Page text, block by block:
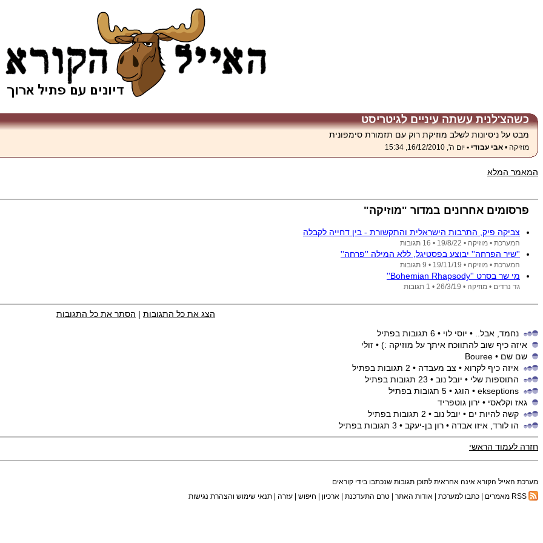
כשהצ'לנית עשתה עיניים לגיטריסט
מבט על ניסיונות לשלב מוזיקת רוק עם תזמורת סימפונית
מוזיקה • אבי עבודי • יום ה', 16/12/2010, 15:34
המאמר המלא
פרסומים אחרונים במדור "מוזיקה"
צביקה פיק, התרבות הישראלית והתקשורת - בין דחייה לקבלה
המערכת • מוזיקה • 19/8/22 • 16 תגובות
''שיר הפרחה'' יבוצע בפסטיגל, ללא המילה ''פרחה''
המערכת • מוזיקה • 19/11/19 • 9 תגובות
מי שר בסרט ''Bohemian Rhapsody''
גד נרדים • מוזיקה • 26/3/19 • 1 תגובות
הצג את כל התגובות | הסתר את כל התגובות
נחמד, אבל..
• יוסי לוי • 6 תגובות בפתיל
איזה כיף שוב להתווכח איתך על מוזיקה :) • זולי
שם שם • Bouree
איזה כיף לקרוא • צב מעבדה • 2 תגובות בפתיל
התוספות שלי • יובל נוב • 23 תגובות בפתיל
ekseptions • הוגג • 5 תגובות בפתיל
גאז וקלאסי • ירון גוטפריד
קשה להיות ים • יובל נוב • 2 תגובות בפתיל
הו לורד, איזו אבדה • רון בן-יעקב • 3 תגובות בפתיל
חזרה לעמוד הראשי
מערכת האייל הקורא אינה אחראית לתוכן תגובות שנכתבו בידי קוראים
כתבו למערכת אודות האתר טרם התעדכנת ארכיון חיפוש עזרה תנאי שימוש והצהרת נגישות